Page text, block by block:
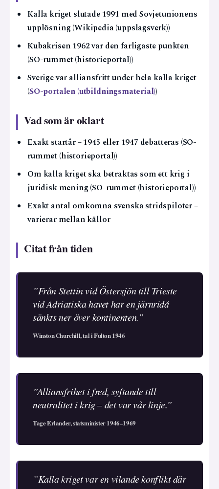
Kalla kriget slutade 1991 med Sovjetunionens
upplösning (Wikipedia (uppslagsverk))
Kubakrisen 1962 var den farligaste punkten
(SO-rummet (historieportal))
Sverige var alliansfritt under hela kalla kriget
(SO-portalen (utbildningsmaterial))
Vad som är oklart
Exakt startår – 1945 eller 1947 debatteras (SO-
rummet (historieportal))
Om kalla kriget ska betraktas som ett krig i
juridisk mening (SO-rummet (historieportal))
Exakt antal omkomna svenska stridspiloter –
varierar mellan källor
Citat från tiden
”Från Stettin vid Östersjön till Trieste
vid Adriatiska havet har en järnridå
sänkts ner över kontinenten.”
Winston Churchill, tal i Fulton 1946
”Alliansfrihet i fred, syftande till
neutralitet i krig – det var vår linje.”
Tage Erlander, statsminister 1946–1969
”Kalla kriget var en vilande konflikt där